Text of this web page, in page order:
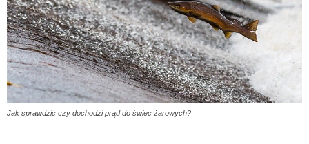
Jak sprawdzić czy dochodzi prąd do świec żarowych?